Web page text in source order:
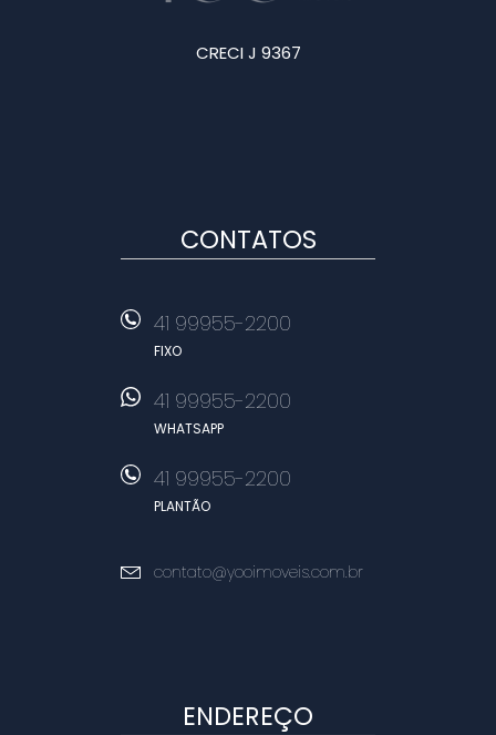
CRECI J 9367
CONTATOS
41 99955-2200
FIXO
41 99955-2200
WHATSAPP
41 99955-2200
PLANTÃO
contato@yooimoveis.com.br
ENDEREÇO